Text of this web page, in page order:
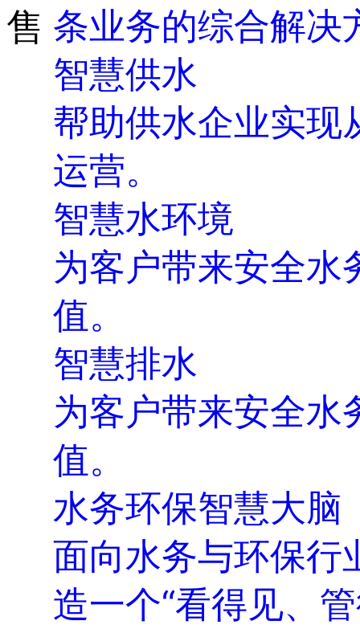
售 条业务的综合解决
智慧供水
帮助供水企业实现
运营。
智慧水环境
为客户带来安全水
值。
智慧排水
为客户带来安全水
值。
水务环保智慧大脑
面向水务与环保行
造一个“看得见、